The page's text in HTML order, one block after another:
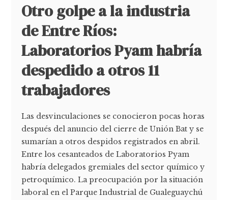
Otro golpe a la industria
de Entre Ríos:
Laboratorios Pyam habría
despedido a otros 11
trabajadores
Las desvinculaciones se conocieron pocas horas
después del anuncio del cierre de Unión Bat y se
sumarían a otros despidos registrados en abril.
Entre los cesanteados de Laboratorios Pyam
habría delegados gremiales del sector químico y
petroquímico. La preocupación por la situación
laboral en el Parque Industrial de Gualeguaychú